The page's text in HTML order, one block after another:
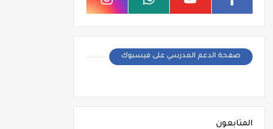
صفحة الدعم المدرسي على فيسبوك
المتابعون